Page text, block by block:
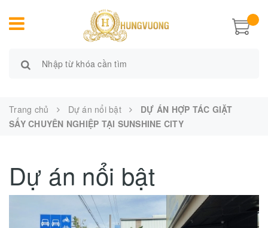
Trang chủ Dự án nổi bật
DỰ ÁN HỢP TÁC GIẶT
SẤY CHUYÊN NGHIỆP TẠI SUNSHINE CITY
Dự án nổi bật